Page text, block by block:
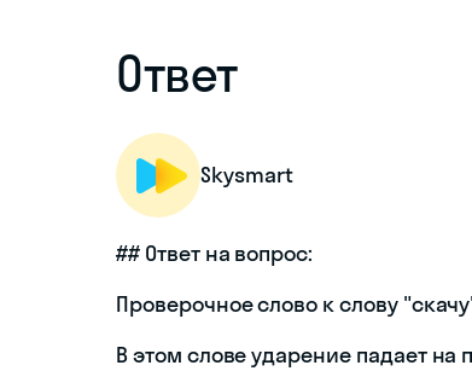
Ответ
Skysmart
## Ответ на вопрос:
Проверочное слово к слову
В этом слове ударение падает на